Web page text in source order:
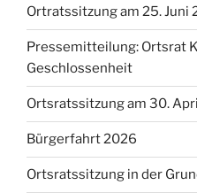
Ortratssitzung am 25. Juni
Pressemitteilung: Ortsrat
Geschlossenheit
Ortsratssitzung am 30.
Bürgerfahrt 2026
Ortsratssitzung in der